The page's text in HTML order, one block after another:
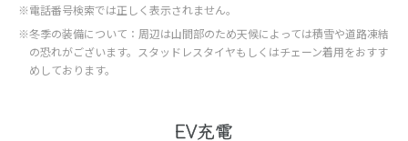
※電話番号検索では正しく表示されません。
※冬季の装備について：周辺は山間部のため天候によっては積雪や道路凍結
の恐れがございます。スタッドレスタイヤもしくはチェーン着用をおすす
めしております。
EV充電